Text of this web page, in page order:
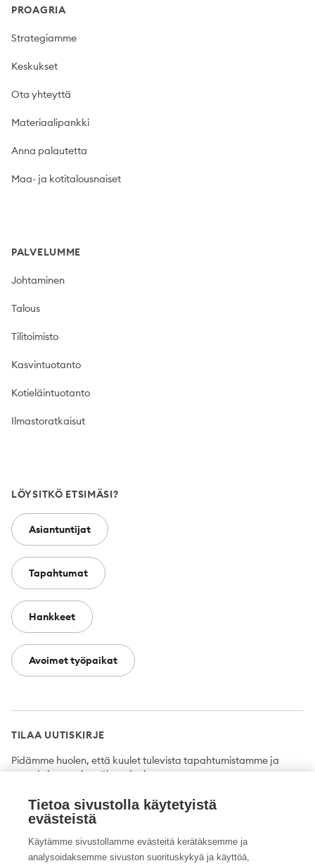
PROAGRIA
Strategiamme
Keskukset
Ota yhteyttä
Materiaalipankki
Anna palautetta
Maa- ja kotitalousnaiset
PALVELUMME
Johtaminen
Talous
Tilitoimisto
Kasvintuotanto
Kotieläintuotanto
Ilmastoratkaisut
LÖYSITKÖ ETSIMÄSI?
Asiantuntijat
Tapahtumat
Hankkeet
Avoimet työpaikat
TILAA UUTISKIRJE
Pidämme huolen, että kuulet tulevista tapahtumistamme ja
uutuuksista ensimmäisten joukossa.
Tilaa
Tietoa sivustolla käytetyistä
evästeistä
Käytämme sivustollamme evästeitä kerätäksemme ja
analysoidaksemme sivuston suorituskykyä ja käyttöä,